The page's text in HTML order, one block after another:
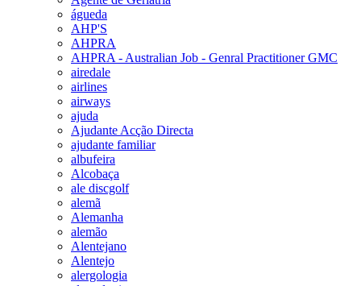
águeda
AHP'S
AHPRA
AHPRA - Australian Job - Genral Practitioner GMC
airedale
airlines
airways
ajuda
Ajudante Acção Directa
ajudante familiar
albufeira
Alcobaça
ale discgolf
alemã
Alemanha
alemão
Alentejano
Alentejo
alergologia